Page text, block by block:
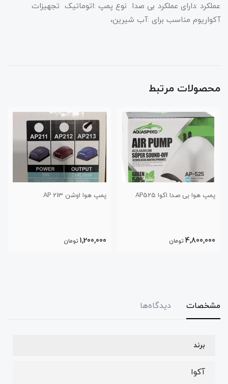
عملکرد :دارای عملکرد بی صدا نوع پمپ :اتوماتیک تجهیزات
آکواریوم مناسب برای :آب شیرین،
محصولات مرتبط
پمپ هوا اوشن AP 213 پمپ هوا اکوا AP-9805
مشخصات دیدگاه‌ها
برند
آکوا